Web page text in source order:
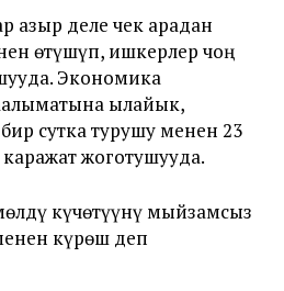
азыр деле чек арадан
өтүшүп, ишкерлер чоң
Экономика
ылайык,
сутка турушу менен 23
жоготушууда.
күчөтүүнү мыйзамсыз
күрөш деп